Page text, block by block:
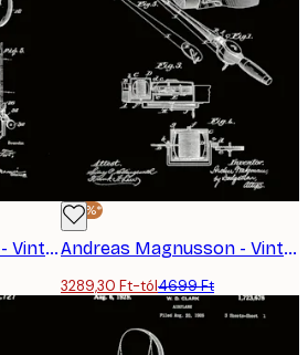
Andreas Magnusson - Vintage Mikroszkóp Szabadalom Poszter
-30%*
Andreas Magnusson - Vintage Horgászfelszerelés-Szabadalom Poszter
3289,30 Ft-tól4699 Ft